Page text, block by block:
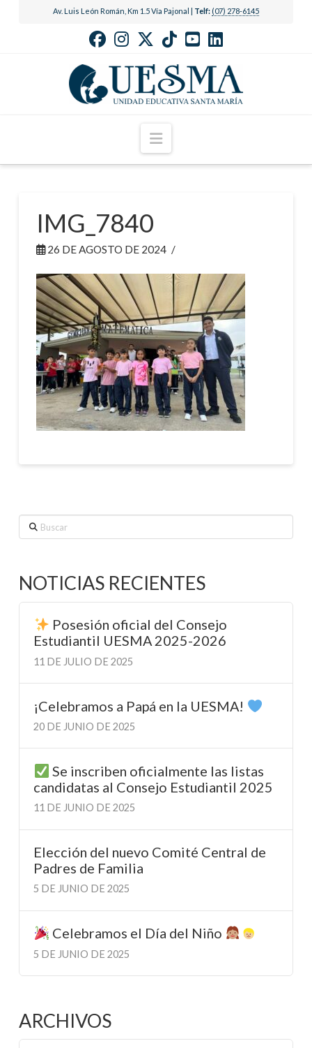
Av. Luis León Román, Km 1.5 Vía Pajonal | Telf: (07) 278-6145
Navigation
IMG_7840
26 DE AGOSTO DE 2024
Buscar
NOTICIAS RECIENTES
Posesión oficial del Consejo
Estudiantil UESMA 2025-2026
11 DE JULIO DE 2025
¡Celebramos a Papá en la UESMA!
20 DE JUNIO DE 2025
Se inscriben oficialmente las listas
candidatas al Consejo Estudiantil 2025
11 DE JUNIO DE 2025
Elección del nuevo Comité Central de
Padres de Familia
5 DE JUNIO DE 2025
Celebramos el Día del Niño
5 DE JUNIO DE 2025
ARCHIVOS